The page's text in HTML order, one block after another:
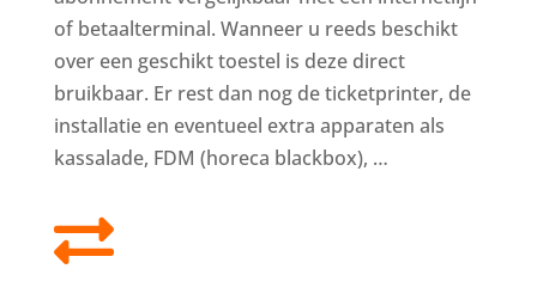
of betaalterminal. Wanneer u reeds beschikt
over een geschikt toestel is deze direct
bruikbaar. Er rest dan nog de ticketprinter, de
installatie en eventueel extra apparaten als
kassalade, FDM (horeca blackbox), …
